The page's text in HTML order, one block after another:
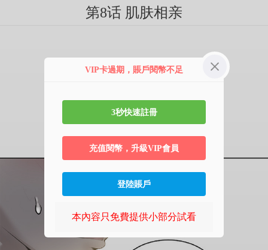
第8话 肌肤相亲
VIP卡過期，賬戶閱幣不足
3秒快速註冊
充值閱幣，升級VIP會員
登陸賬戶
本內容只免費提供小部分試看